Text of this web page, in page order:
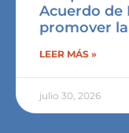
Acuerdo de
promover
LEER MÁS »
julio 30, 2026